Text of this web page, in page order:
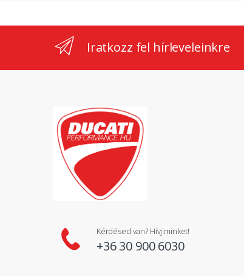
Iratkozz fel hírleveleinkre
Kérdésed van? Hívj minket!
+36 30 900 6030